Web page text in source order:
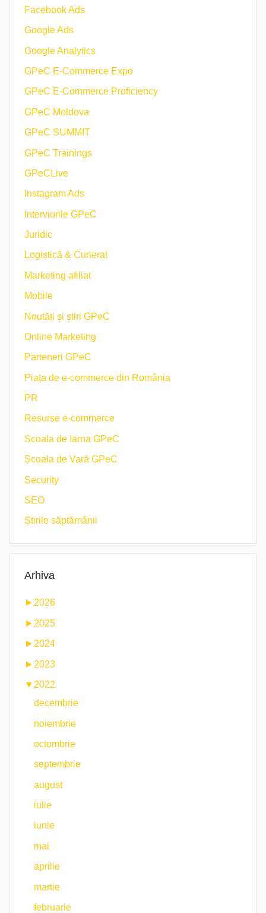
Facebook Ads
Google Ads
Google Analytics
GPeC E-Commerce Expo
GPeC E-Commerce Proficiency
GPeC Moldova
GPeC SUMMIT
GPeC Trainings
GPeCLive
Instagram Ads
Interviurile GPeC
Juridic
Logistică & Curierat
Marketing afiliat
Mobile
Noutăți și știri GPeC
Online Marketing
Parteneri GPeC
Piața de e-commerce din România
PR
Resurse e-commerce
Scoala de Iarna GPeC
Școala de Vară GPeC
Security
SEO
Știrile săptămânii
Arhiva
►2026
► 2025
► 2024
► 2023
▼ 2022
decembrie
noiembrie
octombrie
septembrie
august
iulie
iunie
mai
aprilie
martie
februarie